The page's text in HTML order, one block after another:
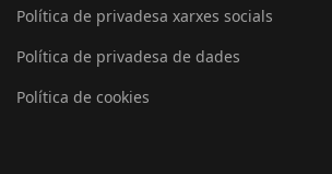
Política de privadesa xarxes socials
Política de privadesa de dades
Política de cookies